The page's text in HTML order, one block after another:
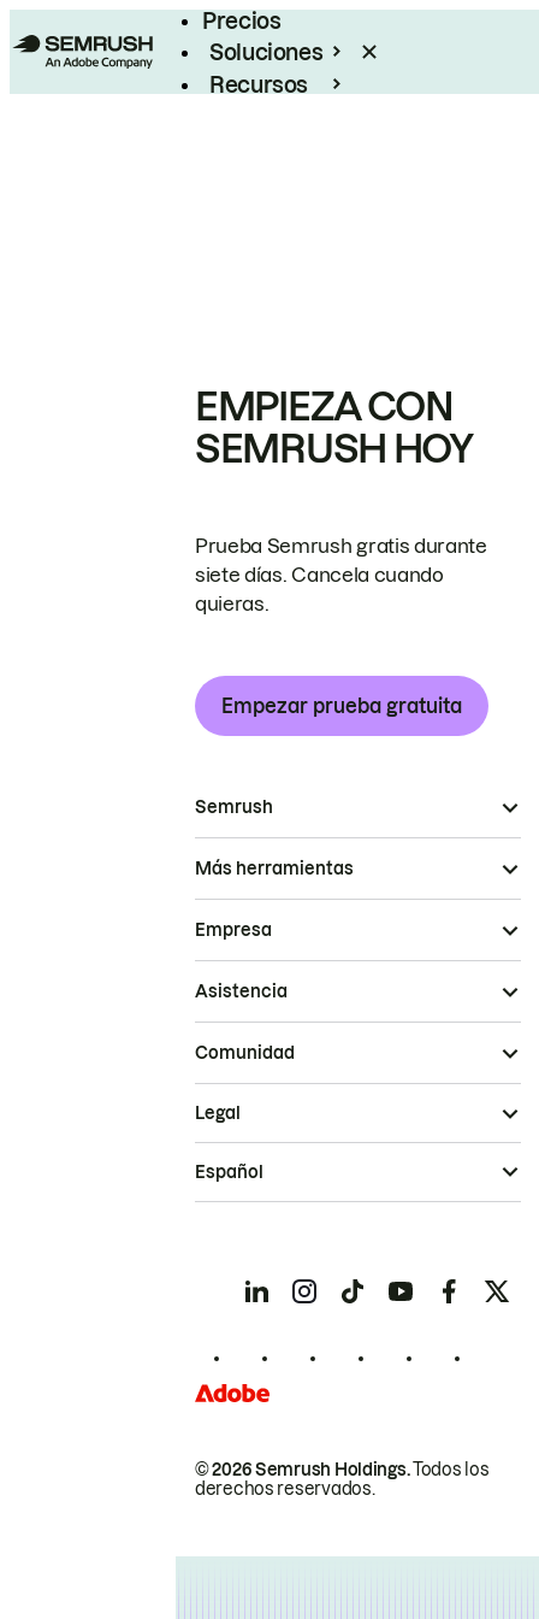
Precios
Soluciones
Recursos
EMPIEZA CON
SEMRUSH HOY
Prueba Semrush gratis durante
siete días. Cancela cuando
quieras.
Empezar prueba gratuita
Semrush
Más herramientas
Empresa
Asistencia
Comunidad
© 2026 Semrush Holdings.Todos los
derechos reservados.
Legal
Español